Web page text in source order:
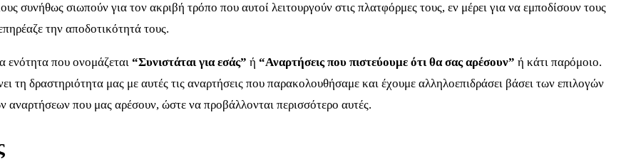
συνήθως σιωπούν για τον ακριβή τρόπο που αυτοί λειτουργούν στις πλατφόρμες τους, εν μέρει για να εμποδίσουν τους
την αποδοτικότητά τους.
ενότητα που ονομάζεται “Συνιστάται για εσάς” ή “Αναρτήσεις που πιστεύουμε ότι θα σας αρέσουν” ή κάτι παρόμοιο.
τη δραστηριότητα μας με αυτές τις αναρτήσεις που παρακολουθήσαμε και έχουμε αλληλοεπιδράσει βάσει των επιλογών
αναρτήσεων που μας αρέσουν, ώστε να προβάλλονται περισσότερο αυτές.